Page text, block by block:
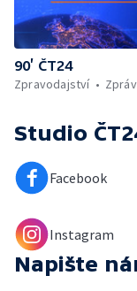
90’ ČT24
Zpravodajství
Studio
Facebook
Instagram
Napište